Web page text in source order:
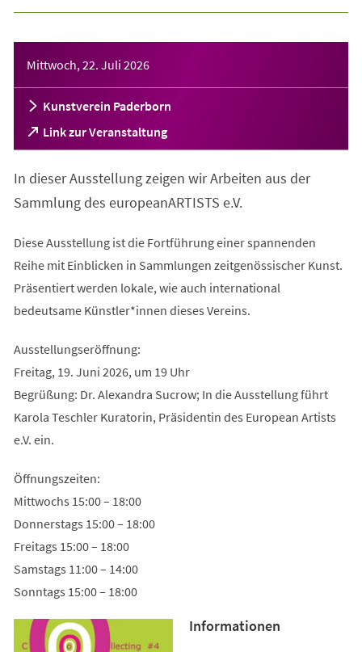
Mittwoch, 22. Juli 2026
Kunstverein Paderborn
Link zur Veranstaltung
(Öffnet
in
neuen
In dieser Ausstellung zeigen wir Arbeiten aus der
Sammlung des europeanARTISTS e.V.
Diese Ausstellung ist die Fortführung einer spannenden
Reihe mit Einblicken in Sammlungen zeitgenössischer Kunst.
Präsentiert werden lokale, wie auch international
bedeutsame Künstler*innen dieses Vereins.
Ausstellungseröffnung:
Freitag, 19. Juni 2026, um 19 Uhr
Begrüßung: Dr. Alexandra Sucrow; In die Ausstellung führt
Karola Teschler Kuratorin, Präsidentin des European Artists
e.V. ein.
Öffnungszeiten:
Mittwochs 15:00 – 18:00
Donnerstags 15:00 – 18:00
Freitags 15:00 – 18:00
Samstags 11:00 – 14:00
Sonntags 15:00 – 18:00
Informationen